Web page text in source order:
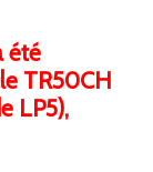
été
TR50CH
LP5),